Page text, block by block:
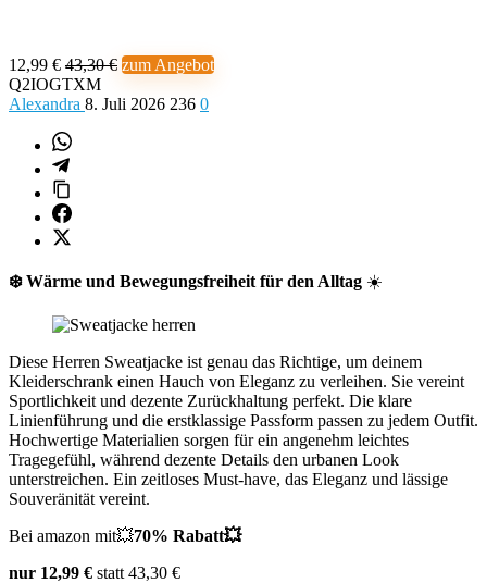
12,99 € 43,30 € zum Angebot
Q2IOGTXM
Alexandra 8. Juli 2026 236 0
❄️Wärme und Bewegungsfreiheit für den Alltag ☀️
Diese Herren Sweatjacke ist genau das Richtige, um deinem
Kleiderschrank einen Hauch von Eleganz zu verleihen. Sie vereint
Sportlichkeit und dezente Zurückhaltung perfekt. Die klare
Linienführung und die erstklassige Passform passen zu jedem Outfit.
Hochwertige Materialien sorgen für ein angenehm leichtes
Tragegefühl, während dezente Details den urbanen Look
unterstreichen. Ein zeitloses Must-have, das Eleganz und lässige
Souveränität vereint.
Bei amazon mit💥70% Rabatt💥
nur 12,99 € statt 43,30 €